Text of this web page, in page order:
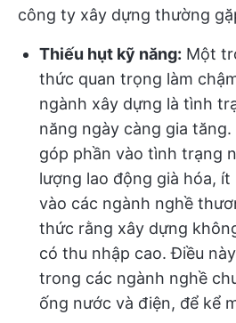
công ty xây dựng thường
Thiếu hụt kỹ năng: Một
thức quan trọng làm
ngành xây dựng là tình
năng ngày càng gia
góp phần vào tình trạng
lượng lao động già hóa,
vào các ngành nghề
thức rằng xây dựng
có thu nhập cao. Điều
trong các ngành nghề
ống nước và điện, để kể